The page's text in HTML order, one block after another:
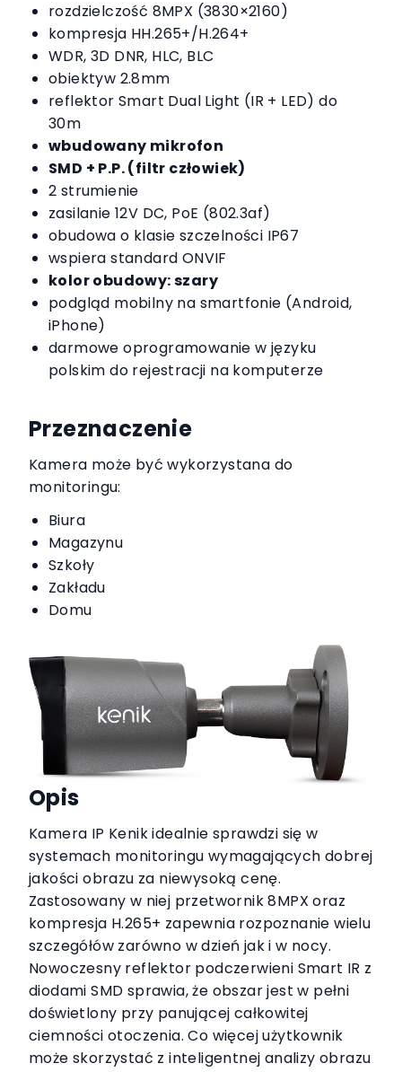
rozdzielczość 8MPX (3830×2160)
kompresja HH.265+/H.264+
WDR, 3D DNR, HLC, BLC
obiektyw 2.8mm
reflektor Smart Dual Light (IR + LED) do
30m
wbudowany mikrofon
SMD + P.P. (filtr człowiek)
2 strumienie
zasilanie 12V DC, PoE (802.3af)
obudowa o klasie szczelności IP67
wspiera standard ONVIF
kolor obudowy: szary
podgląd mobilny na smartfonie (Android,
iPhone)
darmowe oprogramowanie w języku
polskim do rejestracji na komputerze
Przeznaczenie
Kamera może być wykorzystana do
monitoringu:
Biura
Magazynu
Szkoły
Zakładu
Domu
Opis
Kamera IP Kenik idealnie sprawdzi się w
systemach monitoringu wymagających dobrej
jakości obrazu za niewysoką cenę.
Zastosowany w niej przetwornik 8MPX oraz
kompresja H.265+ zapewnia rozpoznanie wielu
szczegółów zarówno w dzień jak i w nocy.
Nowoczesny reflektor podczerwieni Smart IR z
diodami SMD sprawia, że obszar jest w pełni
doświetlony przy panującej całkowitej
ciemności otoczenia. Co więcej użytkownik
może skorzystać z inteligentnej analizy obrazu